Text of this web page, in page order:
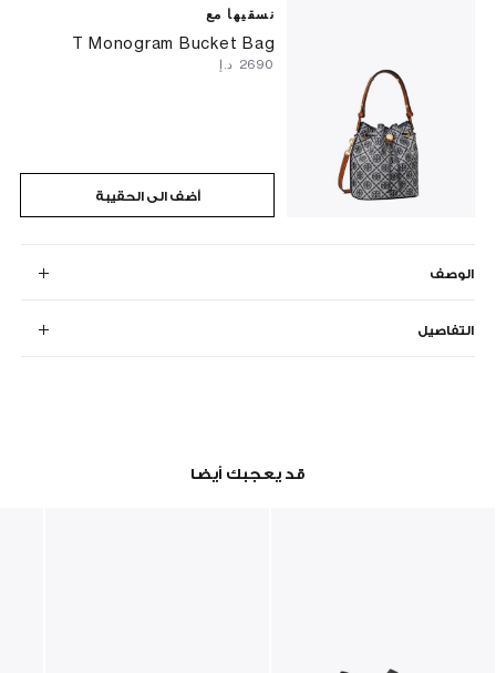
نسقيها مع
T Monogram Bucket Bag
أضف الى الحقيبة
الوصف
التفاصيل
قد يعجبك أيضا